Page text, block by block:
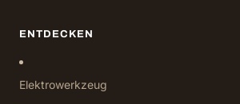
ENTDECKEN
Elektrowerkzeug